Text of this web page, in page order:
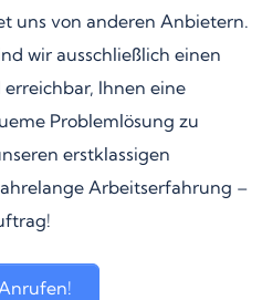
uns von anderen Anbietern.
wir ausschließlich einen
Ihnen eine
Problemlösung zu
erstklassigen
Arbeitserfahrung –